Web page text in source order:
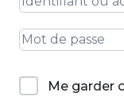
Me garder